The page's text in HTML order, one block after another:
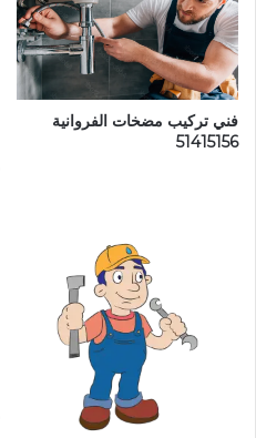
فني تركيب مضخات الفروانية
51415156